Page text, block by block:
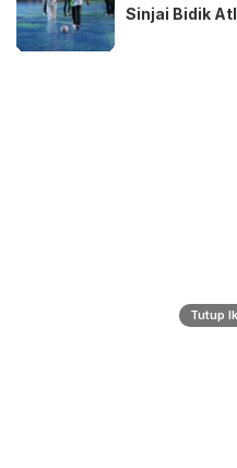
Sinjai Bidik
Tutup